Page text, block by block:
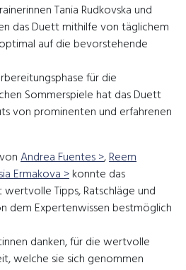
Tania Rudkovska und
das Duett mithilfe von täglichem
auf die bevorstehende
für die
Sommerspiele hat das Duett
von prominenten und erfahrenen
Andrea Fuentes >,Reem
Ermakova >konnte das
Tipps, Ratschläge und
dem Expertenwissen bestmöglich
danken, für die wertvolle
welche sie sich genommen